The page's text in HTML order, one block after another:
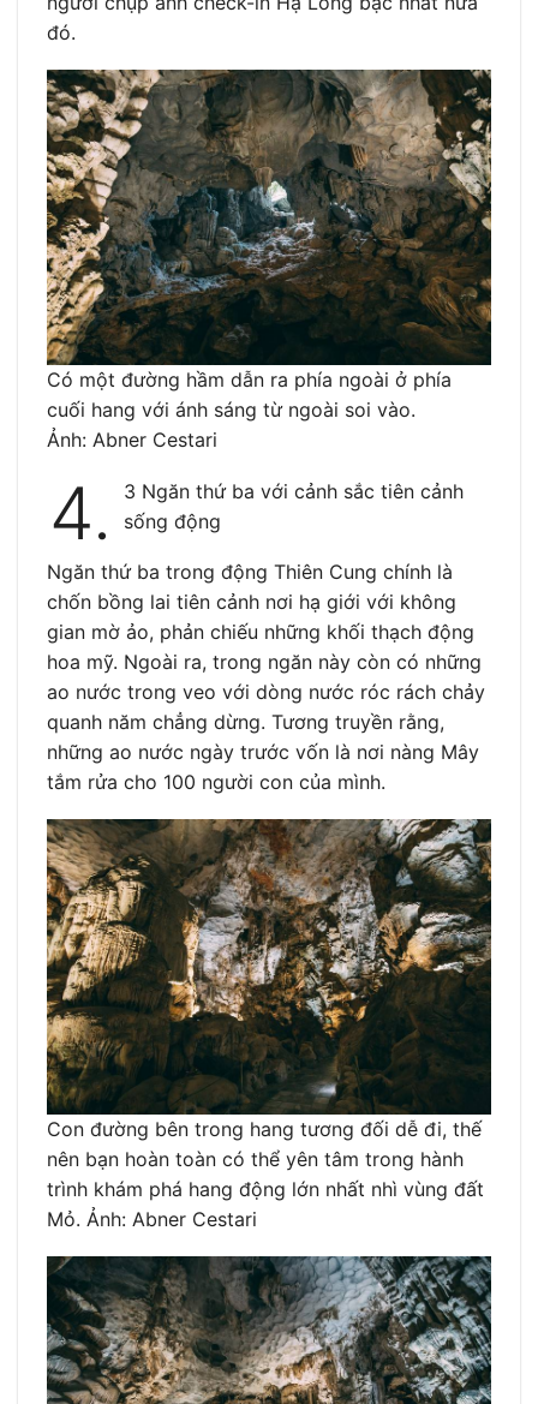
đó.
Có một đường hầm dẫn ra phía ngoài ở phía
cuối hang với ánh sáng từ ngoài soi vào.
Ảnh: Abner Cestari
4.
3 Ngăn thứ ba với cảnh sắc tiên cảnh
sống động
Ngăn thứ ba trong động Thiên Cung chính là
chốn bồng lai tiên cảnh nơi hạ giới với không
gian mờ ảo, phản chiếu những khối thạch động
hoa mỹ. Ngoài ra, trong ngăn này còn có những
ao nước trong veo với dòng nước róc rách chảy
quanh năm chẳng dừng. Tương truyền rằng,
những ao nước ngày trước vốn là nơi nàng Mây
tắm rửa cho 100 người con của mình.
Con đường bên trong hang tương đối dễ đi, thế
nên bạn hoàn toàn có thể yên tâm trong hành
trình khám phá hang động lớn nhất nhì vùng đất
Mỏ. Ảnh: Abner Cestari